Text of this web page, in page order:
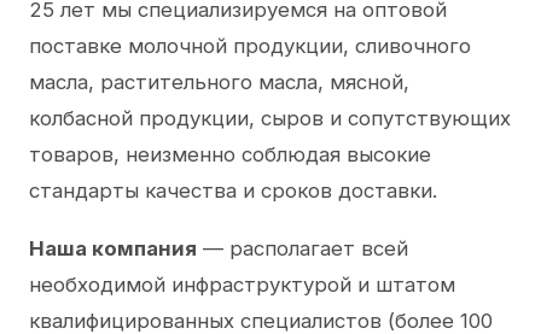
25 лет мы специализируемся на оптовой
поставке молочной продукции, сливочного
масла, растительного масла, мясной,
колбасной продукции, сыров и сопутствующих
товаров, неизменно соблюдая высокие
стандарты качества и сроков доставки.
Наша компания — располагает всей
необходимой инфраструктурой и штатом
квалифицированных специалистов (более 100